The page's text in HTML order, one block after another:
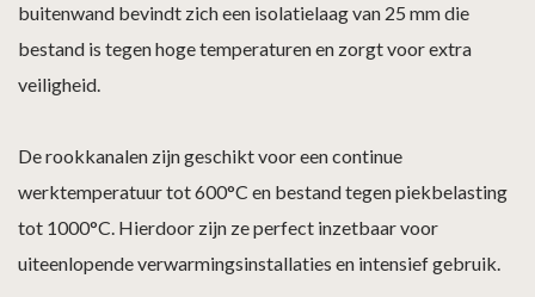
buitenwand bevindt zich een isolatielaag van 25 mm die
bestand is tegen hoge temperaturen en zorgt voor extra
veiligheid.
De rookkanalen zijn geschikt voor een continue
werktemperatuur tot 600°C en bestand tegen piekbelasting
tot 1000°C. Hierdoor zijn ze perfect inzetbaar voor
uiteenlopende verwarmingsinstallaties en intensief gebruik.